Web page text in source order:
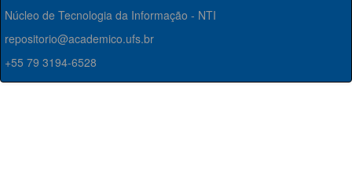
Núcleo de Tecnologia da Informação - NTI
repositorio@academico.ufs.br
+55 79 3194-6528